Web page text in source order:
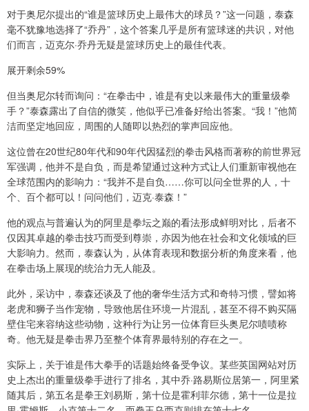
对于奥尼尔提出的“谁是篮球历史上最伟大的球员？”这一问题，泰森
毫不犹豫地选择了“乔丹”，这个答案几乎是所有篮球迷的共识，对他
们而言，迈克尔·乔丹无疑是篮球历史上的最佳代表。
展开剩余59%
但当奥尼尔转而询问：“在拳击中，谁是有史以来最伟大的重量级拳
手？”泰森露出了自信的微笑，他似乎已准备好给出答案。“我！”他简
洁而坚定地回应，周围的人随即以热烈的掌声回应他。
这位曾在20世纪80年代和90年代因猛烈的拳击风格而著称的前世界冠
军强调，他并不是自负，而是希望通过这种方式让人们重新审视他在
全球范围内的影响力：“我并不是自负……你可以问全世界的人，十
个、百个都可以！问问他们，迈克·泰森！”
他的观点与普遍认为的阿里是拳坛之巅的看法形成鲜明对比，后者不
仅因其卓越的拳击技巧而受到尊崇，亦因为他在社会和文化领域的巨
大影响力。然而，泰森认为，从体育表现和数据分析的角度来看，他
在拳击场上展现的统治力无人能及。
此外，采访中，泰森还谈及了他的奢华生活方式和奇特习惯，譬如将
老虎和狮子当作宠物，导致他居住环境一片混乱，甚至不得不购买隔
壁住宅来容纳这些动物，这种行为让另一位体育巨头奥尼尔啧啧称
奇。他无疑是拳击界乃至整个体育界最特别的存在之一。
实际上，关于谁是伟大拳手的话题始终备受争议。某些英国网站对历
史上杰出的重量级拳手进行了排名，其中乔·路易斯位居第一，阿里紧
随其后，第五名是拳王刘易斯，第十位是霍利菲尔德，第十一位是拉